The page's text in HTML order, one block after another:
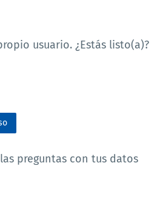
usuario. ¿Estás listo(a)?
preguntas con tus datos